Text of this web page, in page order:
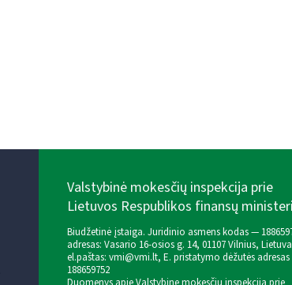
Valstybinė mokesčių inspekcija prie
Lietuvos Respublikos finansų
Biudžetinė įstaiga. Juridinio asmens kodas —
adresas: Vasario 16-osios g. 14, 01107 Vilnius,
el.paštas: vmi@vmi.lt, E. pristatymo dėžutės adresas
188659752